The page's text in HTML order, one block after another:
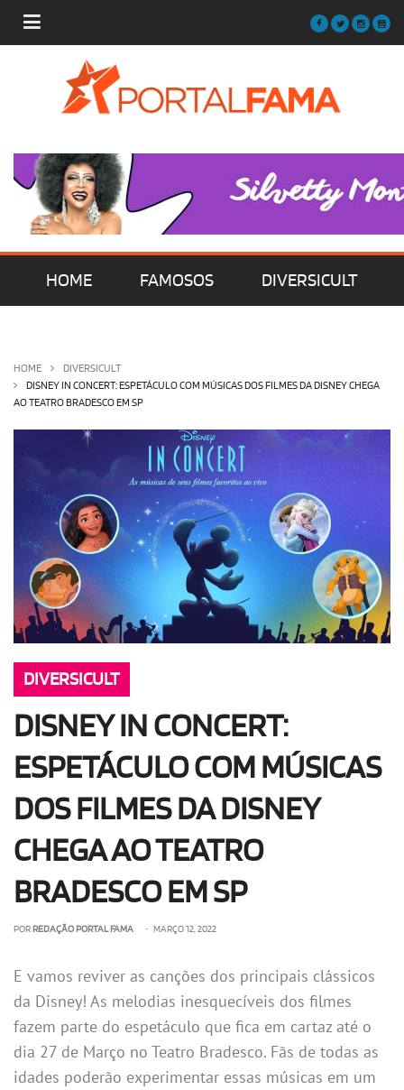
HOME FAMOSOS DIVERSICULT
OLHA ISSO! EU QUERO!
HOME
DIVERSICULT
DISNEY IN CONCERT: ESPETÁCULO COM MÚSICAS DOS FILMES DA DISNEY CHEGA
AO TEATRO BRADESCO EM SP
DIVERSICULT
DISNEY IN CONCERT:
ESPETÁCULO COM MÚSICAS
DOS FILMES DA DISNEY
CHEGA AO TEATRO
BRADESCO EM SP
POR REDAÇÃO PORTAL FAMA • MARÇO 12, 2022
E vamos reviver as canções dos principais clássicos
da Disney! As melodias inesquecíveis dos filmes
fazem parte do espetáculo que fica em cartaz até o
dia 27 de Março no Teatro Bradesco. Fãs de todas as
idades poderão experimentar essas músicas em um